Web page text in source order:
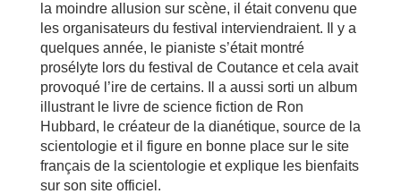
la moindre allusion sur scène, il était convenu que
les organisateurs du festival interviendraient. Il y a
quelques année, le pianiste s’était montré
prosélyte lors du festival de Coutance et cela avait
provoqué l’ire de certains. Il a aussi sorti un album
illustrant le livre de science fiction de Ron
Hubbard, le créateur de la dianétique, source de la
scientologie et il figure en bonne place sur le site
français de la scientologie et explique les bienfaits
sur son site officiel.